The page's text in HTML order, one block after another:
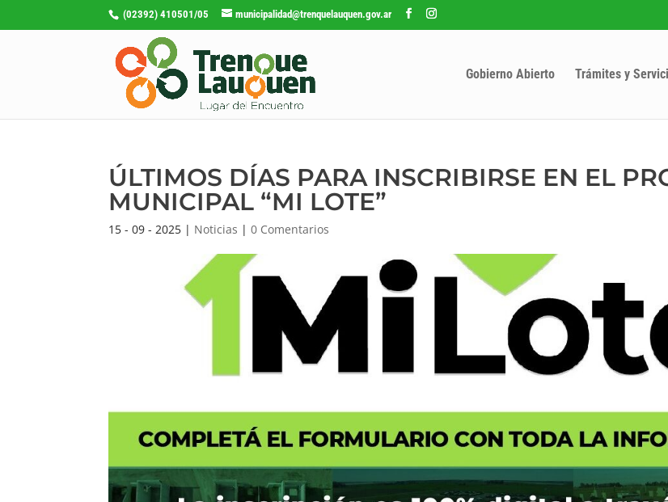
(02392) 410501/05 municipalidad@trenquelauquen.gov.ar
Gobierno Abierto Trámites y
ÚLTIMOS DÍAS PARA INSCRIBIRSE EN EL
MUNICIPAL “MI LOTE”
15 - 09 - 2025 | Noticias |0 Comentarios